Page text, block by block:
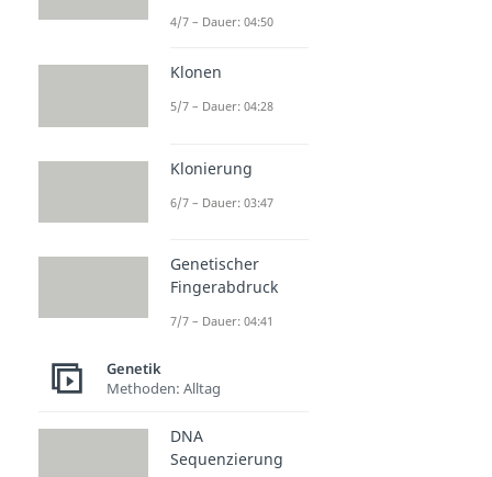
4/7 – Dauer: 04:50
Klonen
5/7 – Dauer: 04:28
Klonierung
6/7 – Dauer: 03:47
Genetischer
Fingerabdruck
7/7 – Dauer: 04:41
Genetik
Methoden: Alltag
DNA
Sequenzierung